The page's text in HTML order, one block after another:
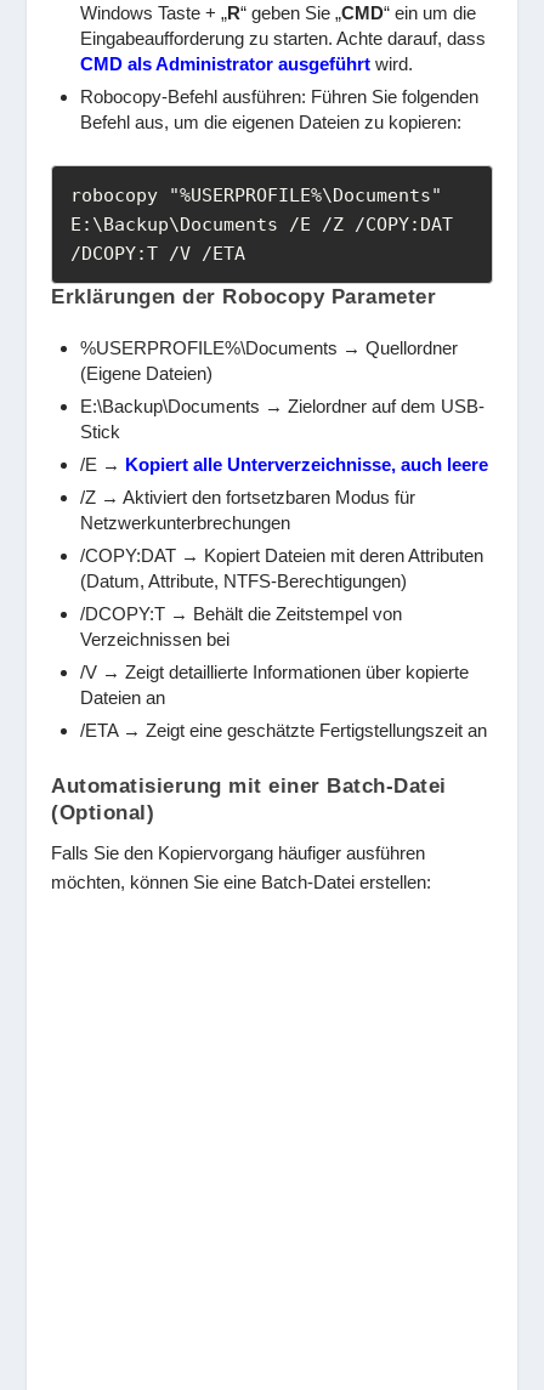
Windows Taste + „R“ geben Sie „CMD“ ein um die
Eingabeaufforderung zu starten. Achte darauf, dass
CMD als Administrator ausgeführt wird.
Robocopy-Befehl ausführen: Führen Sie folgenden
Befehl aus, um die eigenen Dateien zu kopieren:
robocopy "%USERPROFILE%\Documents"
E:\Backup\Documents /E /Z /COPY:DAT
/DCOPY:T /V /ETA
Erklärungen der Robocopy Parameter
%USERPROFILE%\Documents → Quellordner
(Eigene Dateien)
E:\Backup\Documents → Zielordner auf dem USB-
Stick
/E → Kopiert alle Unterverzeichnisse, auch leere
/Z → Aktiviert den fortsetzbaren Modus für
Netzwerkunterbrechungen
/COPY:DAT → Kopiert Dateien mit deren Attributen
(Datum, Attribute, NTFS-Berechtigungen)
/DCOPY:T → Behält die Zeitstempel von
Verzeichnissen bei
/V → Zeigt detaillierte Informationen über kopierte
Dateien an
/ETA→ Zeigt eine geschätzte Fertigstellungszeit an
Automatisierung mit einer Batch-Datei
(Optional)
Falls Sie den Kopiervorgang häufiger ausführen
möchten, können Sie eine Batch-Datei erstellen: